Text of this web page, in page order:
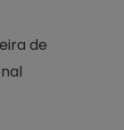
de